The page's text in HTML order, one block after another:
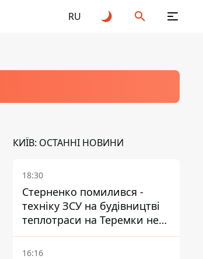
RU
КИЇВ: ОСТАННІ НОВИНИ
18:30
Стерненко помилився -
техніку ЗСУ на будівництві
теплотраси на Теремки не
задіяли
16:16